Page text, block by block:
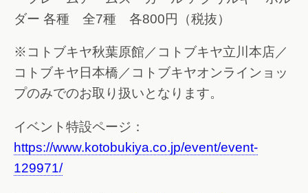
ダー 各種 全7種 各800円（税抜）
※コトブキヤ秋葉原館／コトブキヤ立川本店／
コトブキヤ日本橋／コトブキヤオンラインョッ
プのみでのお取り扱いとなります。
イベント特設ページ：
https://www.kotobukiya.co.jp/event/event-
129971/